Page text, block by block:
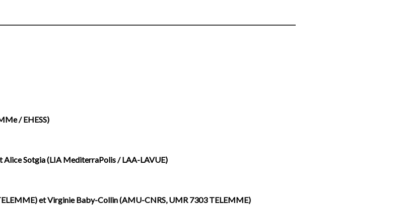
/ EHESS)
Alice Sotgia (LIA MediterraPolis / LAA-LAVUE)
et Virginie Baby-Collin (AMU-CNRS, UMR 7303 TELEMME)